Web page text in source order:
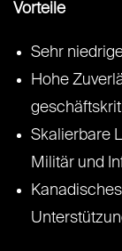
Vorteile
Sehr
Hohe
Skalierbare
Militär und